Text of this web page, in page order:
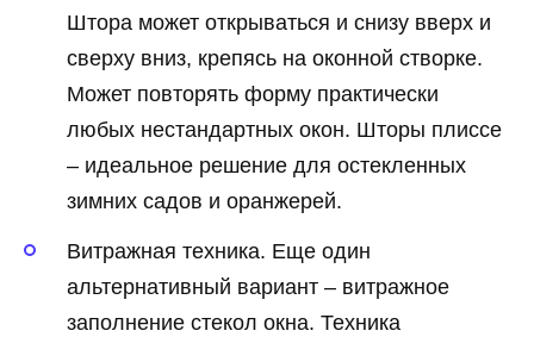
Штора может открываться и снизу вверх и
сверху вниз, крепясь на оконной створке.
Может повторять форму практически
любых нестандартных окон. Шторы плиссе
– идеальное решение для остекленных
зимних садов и оранжерей.
Витражная техника. Еще один
альтернативный вариант – витражное
заполнение стекол окна. Техника